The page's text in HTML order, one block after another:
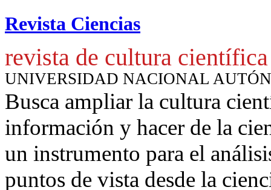
Revista Ciencias
revista de cultura científica
UNIVERSIDAD NACIONAL
Busca ampliar la cultura
información y hacer de la
un instrumento para el
puntos de vista desde la